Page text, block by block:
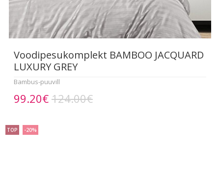
Voodipesukomplekt BAMBOO JACQUARD
LUXURY GREY
Bambus-puuvill
99.20€ 124.00€
TOP -20%